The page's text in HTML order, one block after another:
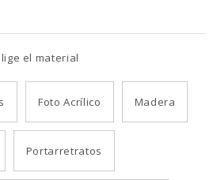
el material
Foto Acrílico Madera
Portarretratos